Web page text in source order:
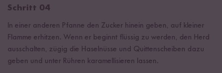
Schritt 04
In einer anderen Pfanne den Zucker hinein geben, auf kleiner
Flamme erhitzen. Wenn er beginnt flüssig zu werden, den Herd
ausschalten, zügig die Haselnüsse und Quittenscheiben dazu
geben und unter Rühren karamellisieren lassen.